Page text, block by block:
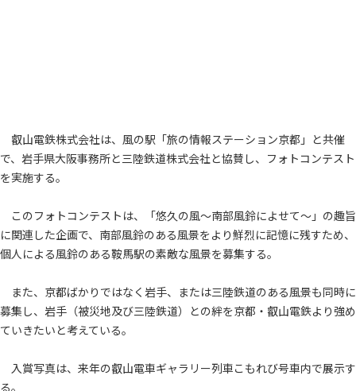
叡山電鉄株式会社は、風の駅「旅の情報ステーション京都」と共催
で、岩手県大阪事務所と三陸鉄道株式会社と協賛し、フォトコンテスト
を実施する。
このフォトコンテストは、「悠久の風～南部風鈴によせて～」の趣旨
に関連した企画で、南部風鈴のある風景をより鮮烈に記憶に残すため、
個人による風鈴のある鞍馬駅の素敵な風景を募集する。
また、京都ばかりではなく岩手、または三陸鉄道のある風景も同時に
募集し、岩手（被災地及び三陸鉄道）との絆を京都・叡山電鉄より強め
ていきたいと考えている。
入賞写真は、来年の叡山電車ギャラリー列車こもれび号車内で展示す
る。